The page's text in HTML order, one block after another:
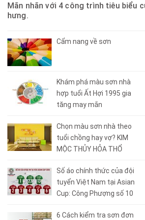
Mãn nhãn với 4 công trình tiêu biểu
hưng.
Cẩm nang về sơn
Khám phá màu sơn nhà
hợp tuổi Ất Hợi 1995 gia
tăng may mắn
Chọn màu sơn nhà theo
tuổi chồng hay vợ? KIM
MỘC THỦY HỎA THỔ
Số áo chính thức của đội
tuyển Việt Nam tại Asian
Cup: Công Phượng số 10
6 Cách kiểm tra sơn đơn